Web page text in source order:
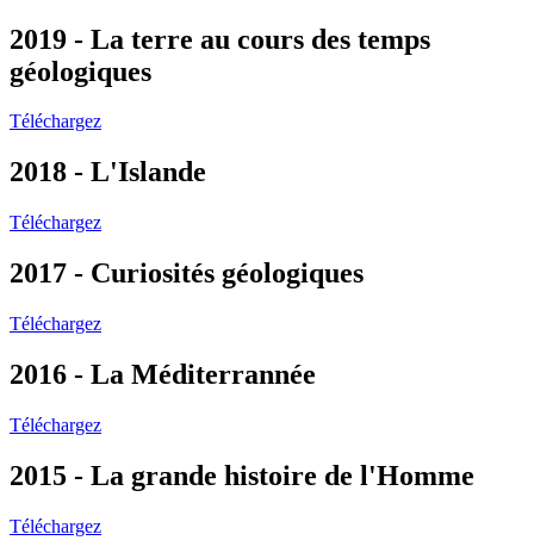
2019 - La terre au cours des temps
géologiques
Téléchargez
2018 - L'Islande
Téléchargez
2017 - Curiosités géologiques
Téléchargez
2016 - La Méditerrannée
Téléchargez
2015 - La grande histoire de l'Homme
Téléchargez